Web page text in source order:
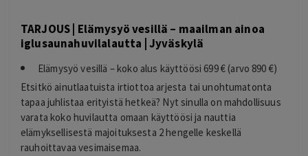
TARJOUS | Elämysyö vesillä – maailman ainoa
iglusaunahuvilalautta | Jyväskylä
Elämysyö vesillä – koko alus käyttöösi 699 € (arvo 890 €)
Etsitkö ainutlaatuista irtiottoa arjesta tai unohtumatonta
tapaa juhlistaa erityistä hetkeä? Nyt sinulla on mahdollisuus
varata koko huvilautta omaan käyttöösi ja nauttia
elämyksellisestä majoituksesta 2 hengelle keskellä
rauhoittavaa vesimaisemaa.